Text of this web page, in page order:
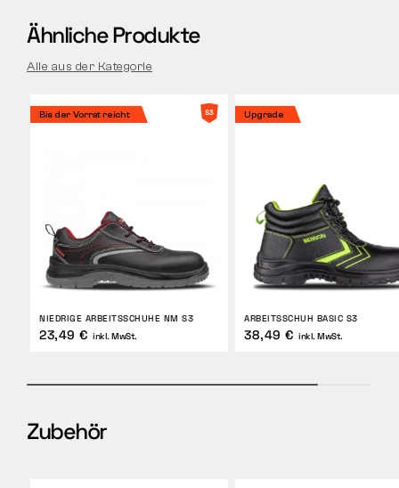
Ähnliche Produkte
Alle aus der Kategorie
Bis der Vorrat reicht
NIEDRIGE ARBEITSSCHUHE NM S3
23,49 € inkl. MwSt.
Upgrade
ARBEITSSCHUH BASIC S3
38,49 € inkl. MwSt.
Zubehör